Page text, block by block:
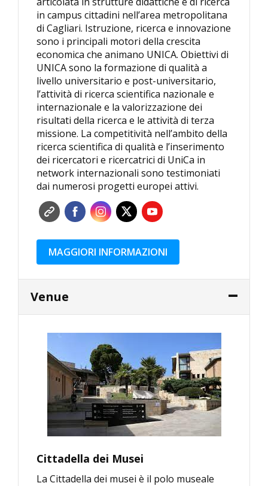
in campus cittadini nell’area metropolitana
di Cagliari. Istruzione, ricerca e innovazione
sono i principali motori della crescita
economica che animano UNICA. Obiettivi di
UNICA sono la formazione di qualità a
livello universitario e post-universitario,
l’attività di ricerca scientifica nazionale e
internazionale e la valorizzazione dei
risultati della ricerca e le attività di terza
missione. La competitività nell’ambito della
ricerca scientifica di qualità e l’inserimento
dei ricercatori e ricercatrici di UniCa in
network internazionali sono testimoniati
dai numerosi progetti europei attivi.
MAGGIORI INFORMAZIONI
Venue
Cittadella dei Musei
La Cittadella dei musei è il polo museale